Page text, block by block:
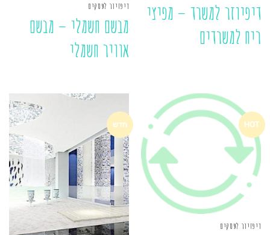
דיפיוזר למשרד – מפיצי
ריח למשרדים
דיפזיור לעסקים
מבשם חשמלי – מבשם
אוויר חשמלי
HOT
דיפזיור לעסקים
חדש